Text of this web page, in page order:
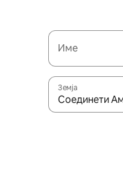
Име
Земја
Соединети